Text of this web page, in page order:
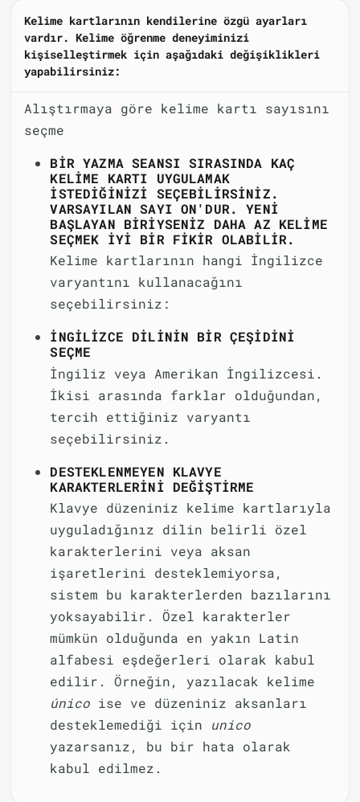
Kelime kartlarının kendilerine özgü ayarları
vardır. Kelime öğrenme deneyiminizi
kişiselleştirmek için aşağıdaki değişiklikleri
yapabilirsiniz:
Alıştırmaya göre kelime kartı sayısını
seçme
BIR YAZMA SEANSI SIRASINDA KAÇ
KELIME KARTI UYGULAMAK
ISTEDIĞINIZI SEÇEBILIRSINIZ.
VARSAYILAN SAYI ON'DUR. YENI
BAŞLAYAN BIRIYSENIZ DAHA AZ KELIME
SEÇMEK IYI BIR FIKIR OLABILIR.
Kelime kartlarının hangi İngilizce
varyantını kullanacağını
seçebilirsiniz:
İNGILIZCE DILININ BIR ÇEŞIDINI
SEÇME
İngiliz veya Amerikan İngilizcesi.
İkisi arasında farklar olduğundan,
tercih ettiğiniz varyantı
seçebilirsiniz.
DESTEKLENMEYEN KLAVYE
KARAKTERLERINI DEĞIŞTIRME
Klavye düzeniniz kelime kartlarıyla
uyguladığınız dilin belirli özel
karakterlerini veya aksan
işaretlerini desteklemiyorsa,
sistem bu karakterlerden bazılarını
yoksayabilir. Özel karakterler
mümkün olduğunda en yakın Latin
alfabesi eşdeğerleri olarak kabul
edilir. Örneğin, yazılacak kelime
único ise ve düzeniniz aksanları
desteklemediği için unico
yazarsanız, bu bir hata olarak
kabul edilmez.